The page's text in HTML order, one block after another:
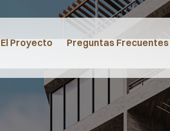
El Proyecto Preguntas Frecuentes